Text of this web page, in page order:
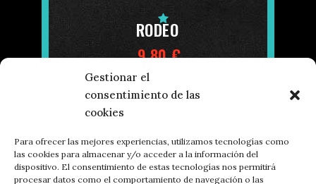
Gestionar el
consentimiento de las
cookies
Para ofrecer las mejores experiencias, utilizamos tecnologías como
las cookies para almacenar y/o acceder a la información del
dispositivo. El consentimiento de estas tecnologías nos permitirá
procesar datos como el comportamiento de navegación o las
RODEO
9,80 €
CABRA
9,80 €